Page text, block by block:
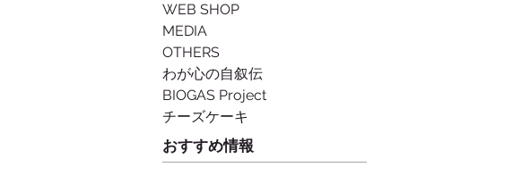
WEB SHOP
MEDIA
OTHERS
わが心の自叙伝
BIOGAS Project
チーズケーキ
おすすめ情報